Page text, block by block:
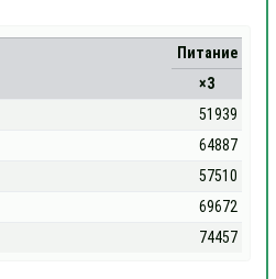
Питание
×3
51939
64887
57510
69672
74457